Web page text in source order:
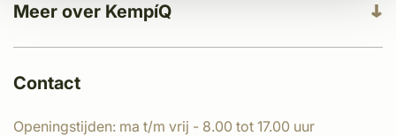
Meer over KempíQ
Contact
Openingstijden: ma t/m vrij - 8.00 tot 17.00 uur